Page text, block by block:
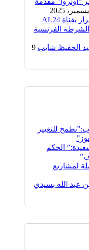
توقيف الصحفي الجزائري مهدي غزار بقناة AL24
الحفيظ شايب 9
للتغيير
الحكم
لمشاريع
عبد الله بسيدي